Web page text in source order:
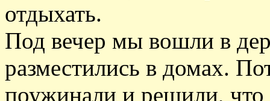
отдыхать.
Под вечер мы вошли в
разместились в домах.
поужинали и решили, что